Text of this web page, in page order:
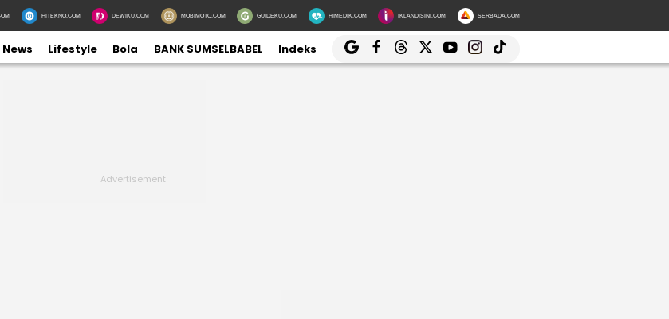
HITEKNO.COM DEWIKU.COM MOBIMOTO.COM GUIDEKU.COM HIMEDIK.COM IKLANDISINI.COM SERBADA.COM
News Lifestyle Bola BANK SUMSELBABEL Indeks